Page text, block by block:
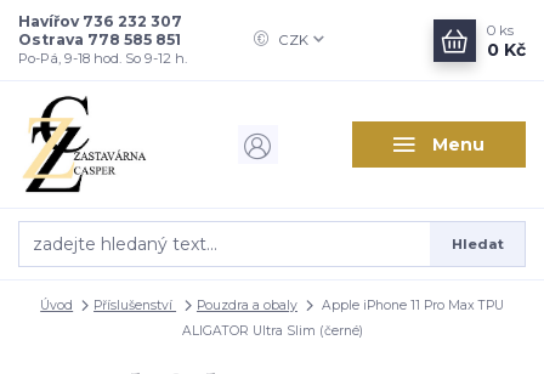
Menu
CZK
Hledat
Havířov 736 232 307
Ostrava 778 585 851
Po-Pá, 9-18 hod. So 9-12 h.
0 ks
0 Kč
Úvod Příslušenství Pouzdra a obaly
Apple iPhone 11 Pro Max TPU
ALIGATOR Ultra Slim (černé)